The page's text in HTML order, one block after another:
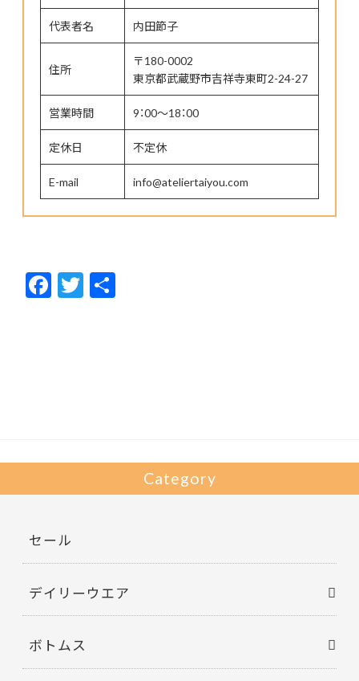
代表者名 内田節子
住所
〒180-0002
東京都武蔵野市吉祥寺東町2-24-27
営業時間 9：00～18：00
定休日 不定休
E-mail info@ateliertaiyou.com
F
ac
T
w
Category
セール
デイリーウエア
ボトムス